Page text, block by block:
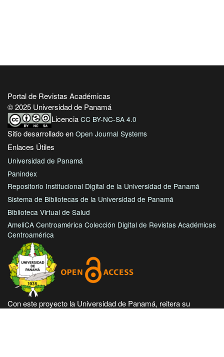
Portal de Revistas Académicas
© 2025 Universidad de Panamá
Licencia CC BY-NC-SA 4.0
Sitio desarrollado en Open Journal Systems
Enlaces Útiles
Universidad de Panamá
Panindex
Repositorio Institucional Digital de la Universidad de Panamá
Sistema de Bibliotecas de la Universidad de Panamá
Biblioteca Virtual de Salud
AmeliCA Centroamérica Colección Digital de Revistas Académicas
Centroamérica
Con este proyecto la Universidad de Panamá, reitera su